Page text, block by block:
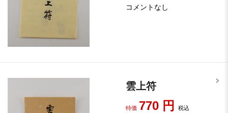
コメントなし
雲上符
特価 770 円 税込